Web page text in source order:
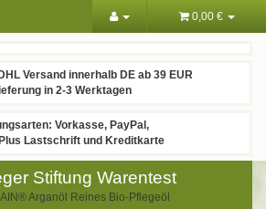
Versand innerhalb DE ab 39 EUR
in 2-3 Werktagen
Vorkasse, PayPal,
Lastschrift und Kreditkarte
Stiftung Warentest
Arganöl Reines Bio-Pflegeöl
0,00 €